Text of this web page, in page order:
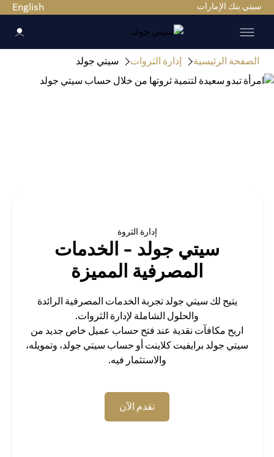
سيتي بنك الإمارات English
الصفحة الرئيسية إدارة الثروات سيتي جولد
إدارة الثروة
سيتي جولد - الخدمات
المصرفية المميزة
يتيح لك سيتي جولد تجربة الخدمات المصرفية الرائدة
والحلول الشاملة لإدارة الثروات.
اربح مكافآت نقدية عند فتح حساب عميل خاص جديد من
سيتي جولد برايفيت كلاينت أو حساب سيتي جولد، وتمويله،
والاستثمار فيه.
تقدم الآن